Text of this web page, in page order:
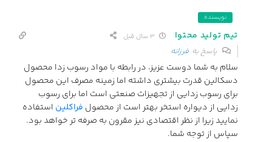
نویسنده
تیم تولید محتوا
پاسخ به فرزانه
سلام به شما دوست عزیز، در رابطه با مواد رسوب زدا محصول
دسکالین قدرت بیشتری داشته اما زمینه مصرف این محصول
برای رسوب زدایی از تجهیزات صنعتی است اما برای رسوب
زدایی از دیواره استخر بهتر است از محصول فراکلین استفاده
نمایید زیرا از نظر اقتصادی نیز مقرون به صرفه تر خواهد بود.
سپاس از توجه شما.